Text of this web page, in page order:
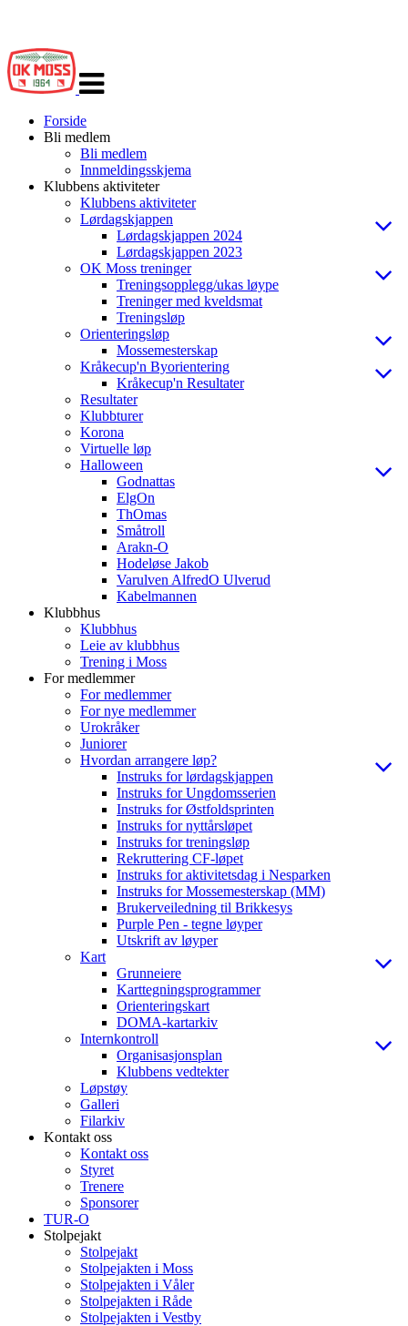
navigasjon
Forside
Bli medlem
Bli medlem
Innmeldingsskjema
Klubbens aktiviteter
Klubbens aktiviteter
Lørdagskjappen
Lørdagskjappen 2024
Lørdagskjappen 2023
OK Moss treninger
Treningsopplegg/ukas løype
Treninger med kveldsmat
Treningsløp
Orienteringsløp
Mossemesterskap
Kråkecup'n Byorientering
Kråkecup'n Resultater
Resultater
Klubbturer
Korona
Virtuelle løp
Halloween
Godnattas
ElgOn
ThOmas
Småtroll
Arakn-O
Hodeløse Jakob
Varulven AlfredO Ulverud
Kabelmannen
Klubbhus
Klubbhus
Leie av klubbhus
Trening i Moss
For medlemmer
For medlemmer
For nye medlemmer
Urokråker
Juniorer
Hvordan arrangere løp?
Instruks for lørdagskjappen
Instruks for Ungdomsserien
Instruks for Østfoldsprinten
Instruks for nyttårsløpet
Instruks for treningsløp
Rekruttering CF-løpet
Instruks for aktivitetsdag i Nesparken
Instruks for Mossemesterskap (MM)
Brukerveiledning til Brikkesys
Purple Pen - tegne løyper
Utskrift av løyper
Kart
Grunneiere
Karttegningsprogrammer
Orienteringskart
DOMA-kartarkiv
Internkontroll
Organisasjonsplan
Klubbens vedtekter
Løpstøy
Galleri
Filarkiv
Kontakt oss
Kontakt oss
Styret
Trenere
Sponsorer
TUR-O
Stolpejakt
Stolpejakt
Stolpejakten i Moss
Stolpejakten i Våler
Stolpejakten i Råde
Stolpejakten i Vestby